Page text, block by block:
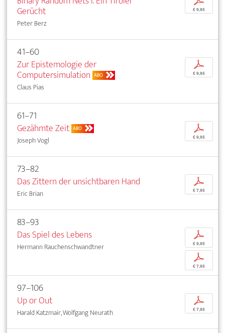
Gerücht
Peter Berz
€ 9,95
41–60
Zur Epistemologie der
Computersimulation ABO
Claus Pias
p
€ 9,95
61–71
Gezähmte Zeit ABO
Joseph Vogl
p
€ 9,95
73–82
Das Zittern der unsichtbaren Hand
Eric Brian
p
€ 7,95
83–93
Das Spiel des Lebens
Hermann Rauchenschwandtner
p
€ 9,95
p
€ 7,95
97–106
Up or Out
Harald Katzmair, Wolfgang Neurath
p
€ 7,95